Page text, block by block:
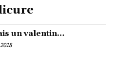
un valentin…